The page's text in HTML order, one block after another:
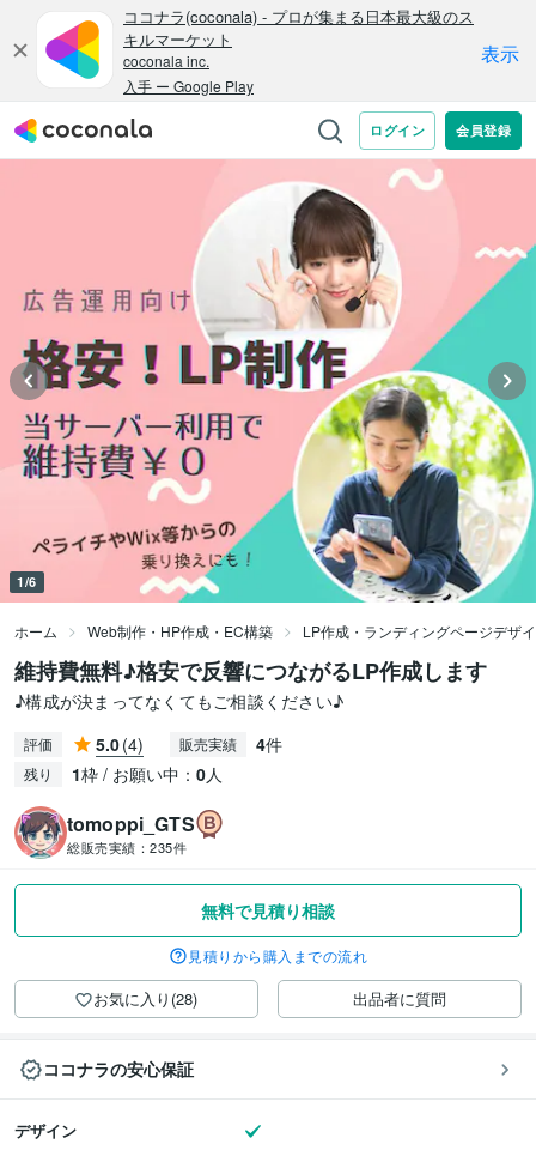
1/6
ホーム Web制作・HP作成・EC構築 LP作成・ランディングページデザ
維持費無料♪格安で反響につながるLP作成します
♪構成が決まってなくてもご相談ください♪
評価 5.0(4) 販売実績 4件
残り 1枠 / お願い中： 0人
tomoppi_GTS
総販売実績： 235件
無料で見積り相談
見積りから購入までの流れ
お気に入り(28) 出品者に質問
ココナラの安心保証
デザイン